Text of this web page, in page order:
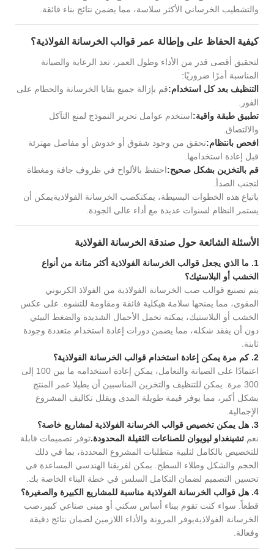
والتشطيب الخرساني الأكثر سلاسة، مما يضمن نتائج بناء فائقة.
كيفية الحفاظ على وإطالة عمر قوالب الخرسانة الفولاذية؟
لتحقيق أقصى قدر من الأداء وطول العمر، تعد الرعاية والصيانة
المناسبة أمرًا ضروريًا:
التنظيف بعد كل استخدام:قم بإزالة جميع بقايا الخرسانة والحطام على
الفور.
تطبيق طبقة واقية:استخدم عوامل تحرير النموذج لمنع التآكل
والالتصاق.
افحص بانتظام:تحقق من وجود شقوق أو خدوش أو مفاصل مهترئة
قبل إعادة استخدامها.
قم بالتخزين بشكل صحيح:احتفظ بالألواح في ظروف جافة ومغطاة
لتجنب الصدأ.
باتباع هذه الخطوات البسيطة، يمكنكصب الخرسانة الفولاذيةيمكن أن
يستمر النظام لسنوات عديدة مع أداء عالي الجودة.
الأسئلة الشائعة حول صندقة الخرسانة الفولاذية
1. ما الذي يجعل قوالب الخرسانة الفولاذية أكثر متانة من أنواع
الخشب أو البلاستيك؟
يتم تصنيع قوالب صب الخرسانة الفولاذية من الفولاذ الكربوني
المقوى، مما يمنحها سلامة هيكلية فائقة ومقاومة للتشوه. على عكس
الخشب أو البلاستيك، يمكنه تحمل الأحمال الشديدة والضغط البيئي
دون أن يفقد شكله، مما يضمن دورات إعادة استخدام متعددة وجودة
ثابتة.
2. كم مرة يمكن إعادة استخدام قوالب الخرسانة الفولاذية؟
اعتمادًا على الصيانة والتعامل، يمكن إعادة استخدامه ما بين 100 إلى
300 مرة. يمكن للتنظيف والتخزين المناسبين أن يطيلا عمر المنتج
بشكل أكبر، مما يوفر قيمة طويلة المدى ويقلل تكاليف المشروع
الإجمالية.
3. هل يمكن تخصيص قوالب الخرسانة الفولاذية لمشاريع خاصة؟
نعم. تشينغداو ليويوان للصناعات الثقيلة المحدودة.توفر تصميمات قابلة
للتخصيص بالكامل لتلبية متطلبات المشروع المحددة، بما في ذلك
الحجم والشكل وطلاء السطح. يمكن لفريقنا الهندسي المساعدة في
تحسين التصميم لضمان التكامل السلس في خطة البناء الخاصة بك.
4. هل قوالب الخرسانة الفولاذية مناسبة للمشاريع الكبيرة والصغيرة؟
قطعاً. سواء كنت تقوم ببناء أساس سكني أو مبنى صناعي كبير،صب
الخرسانة الفولاذيةيوفر المرونة والأداء اللازمين لضمان نتائج دقيقة
وفعالة.